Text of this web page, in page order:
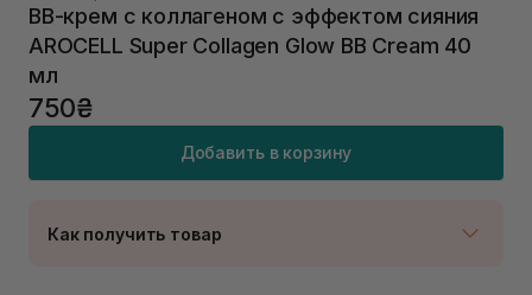
ВВ-крем с коллагеном с эффектом сияния
AROCELL Super Collagen Glow BB Cream 40
мл
750₴
Добавить в корзину
Как получить товар